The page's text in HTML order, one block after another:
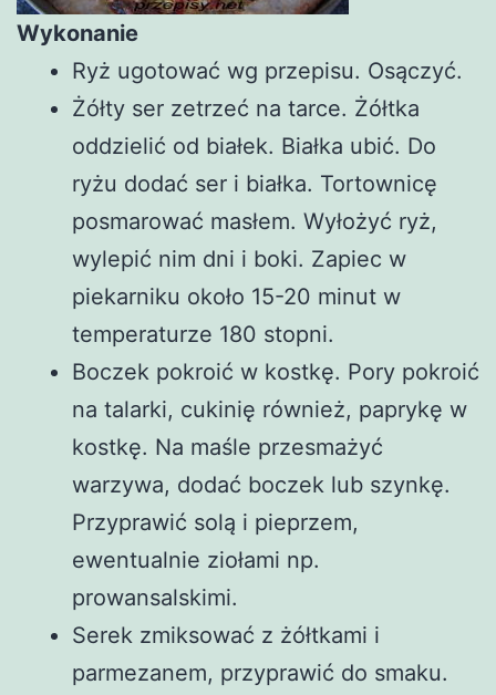
Wykonanie
Ryż ugotować wg przepisu. Osączyć.
Żółty ser zetrzeć na tarce. Żółtka
oddzielić od białek. Białka ubić. Do
ryżu dodać ser i białka. Tortownicę
posmarować masłem. Wyłożyć ryż,
wylepić nim dni i boki. Zapiec w
piekarniku około 15-20 minut w
temperaturze 180 stopni.
Boczek pokroić w kostkę. Pory pokroić
na talarki, cukinię również, paprykę w
kostkę. Na maśle przesmażyć
warzywa, dodać boczek lub szynkę.
Przyprawić solą i pieprzem,
ewentualnie ziołami np.
prowansalskimi.
Serek zmiksować z żółtkami i
parmezanem, przyprawić do smaku.